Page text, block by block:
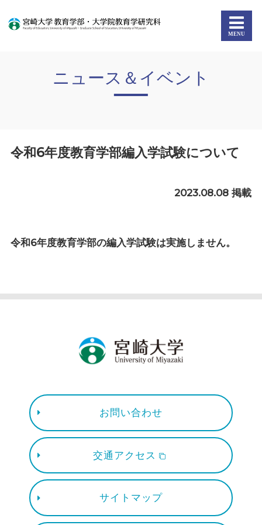
ニュース＆イベント
令和6年度教育学部編入学試験について
2023.08.08 掲載
令和6年度教育学部の編入学試験は実施しません。
お問い合わせ
交通アクセス
サイトマップ